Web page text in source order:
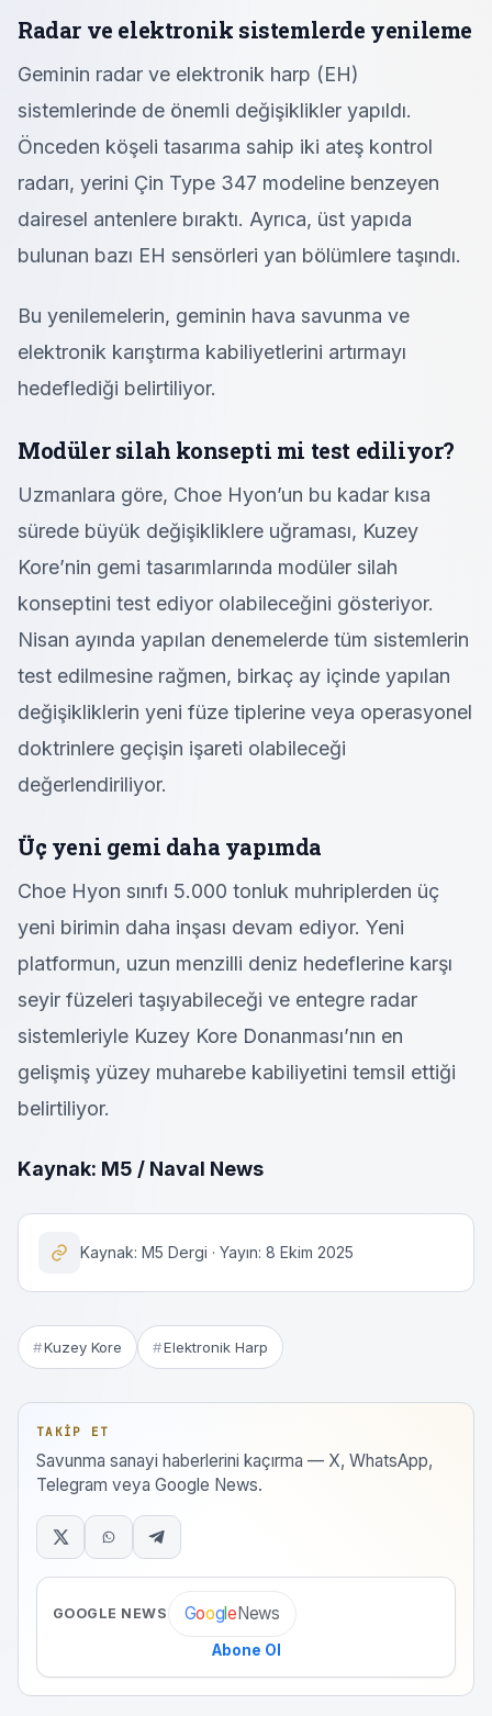
Radar ve elektronik sistemlerde yenileme
Geminin radar ve elektronik harp (EH)
sistemlerinde de önemli değişiklikler yapıldı.
Önceden köşeli tasarıma sahip iki ateş kontrol
radarı, yerini Çin Type 347 modeline benzeyen
dairesel antenlere bıraktı. Ayrıca, üst yapıda
bulunan bazı EH sensörleri yan bölümlere taşındı.
Bu yenilemelerin, geminin hava savunma ve
elektronik karıştırma kabiliyetlerini artırmayı
hedeflediği belirtiliyor.
Modüler silah konsepti mi test ediliyor?
Uzmanlara göre, Choe Hyon’un bu kadar kısa
sürede büyük değişikliklere uğraması, Kuzey
Kore’nin gemi tasarımlarında modüler silah
konseptini test ediyor olabileceğini gösteriyor.
Nisan ayında yapılan denemelerde tüm sistemlerin
test edilmesine rağmen, birkaç ay içinde yapılan
değişikliklerin yeni füze tiplerine veya operasyonel
doktrinlere geçişin işareti olabileceği
değerlendiriliyor.
Üç yeni gemi daha yapımda
Choe Hyon sınıfı 5.000 tonluk muhriplerden üç
yeni birimin daha inşası devam ediyor. Yeni
platformun, uzun menzilli deniz hedeflerine karşı
seyir füzeleri taşıyabileceği ve entegre radar
sistemleriyle Kuzey Kore Donanması’nın en
gelişmiş yüzey muharebe kabiliyetini temsil ettiği
belirtiliyor.
Kaynak: M5 / Naval News
Kaynak: M5 Dergi · Yayın: 8 Ekim 2025
Kuzey Kore Elektronik Harp
TAKIP ET
Savunma sanayi haberlerini kaçırma — X, WhatsApp,
Telegram veya Google News.
GOOGLE NEWS GoogleNews
Abone Ol